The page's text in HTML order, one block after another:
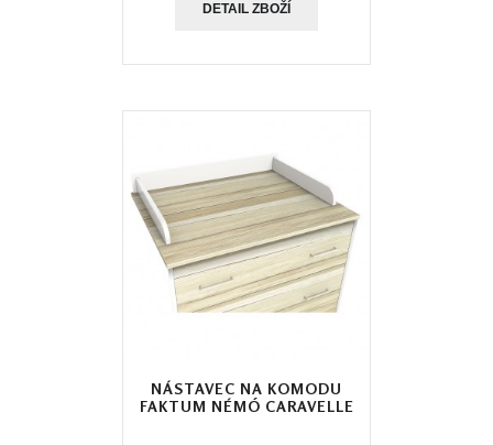
DETAIL ZBOŽÍ
NÁSTAVEC NA KOMODU
FAKTUM NÉMÓ CARAVELLE